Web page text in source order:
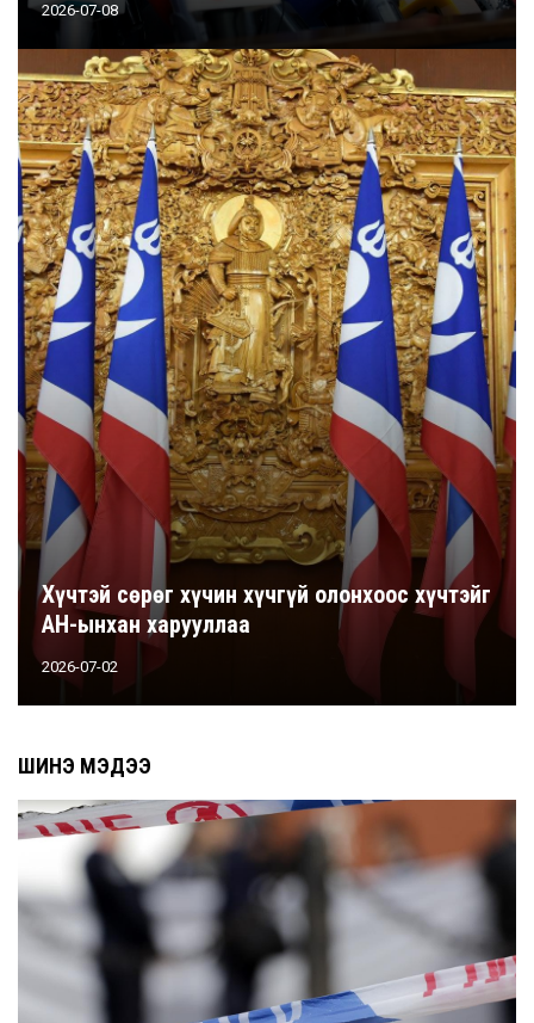
2026-07-08
Хүчтэй сөрөг хүчин хүчгүй олонхоос хүчтэйг
АН-ынхан харууллаа
2026-07-02
ШИНЭ МЭДЭЭ